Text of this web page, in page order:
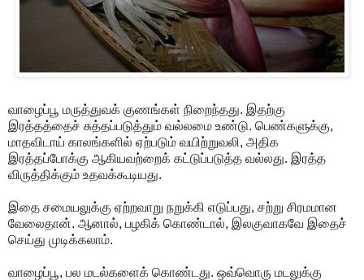
வாழைப்பூ மருத்துவக் குணங்கள் நிறைந்தது. இதற்கு
இரத்தத்தைச் சுத்தப்படுத்தும் வல்லமை உண்டு. பெண்களுக்கு,
மாதவிடாய் காலங்களில் ஏற்படும் வயிற்றுவலி, அதிக
இரத்தப்போக்கு ஆகியவற்றைக் கட்டுப்படுத்த வல்லது. இரத்த
விருத்திக்கும் உதவக்கூடியது.
இதை சமையலுக்கு ஏற்றவாறு நறுக்கி எடுப்பது, சற்று சிரமமான
வேலைதான். ஆனால், பழகிக் கொண்டால், இலகுவாகவே இதைச்
செய்து முடிக்கலாம்.
வாழைப்பூ, பல மடல்களைக் கொண்டது. ஒவ்வொரு மடலுக்கு